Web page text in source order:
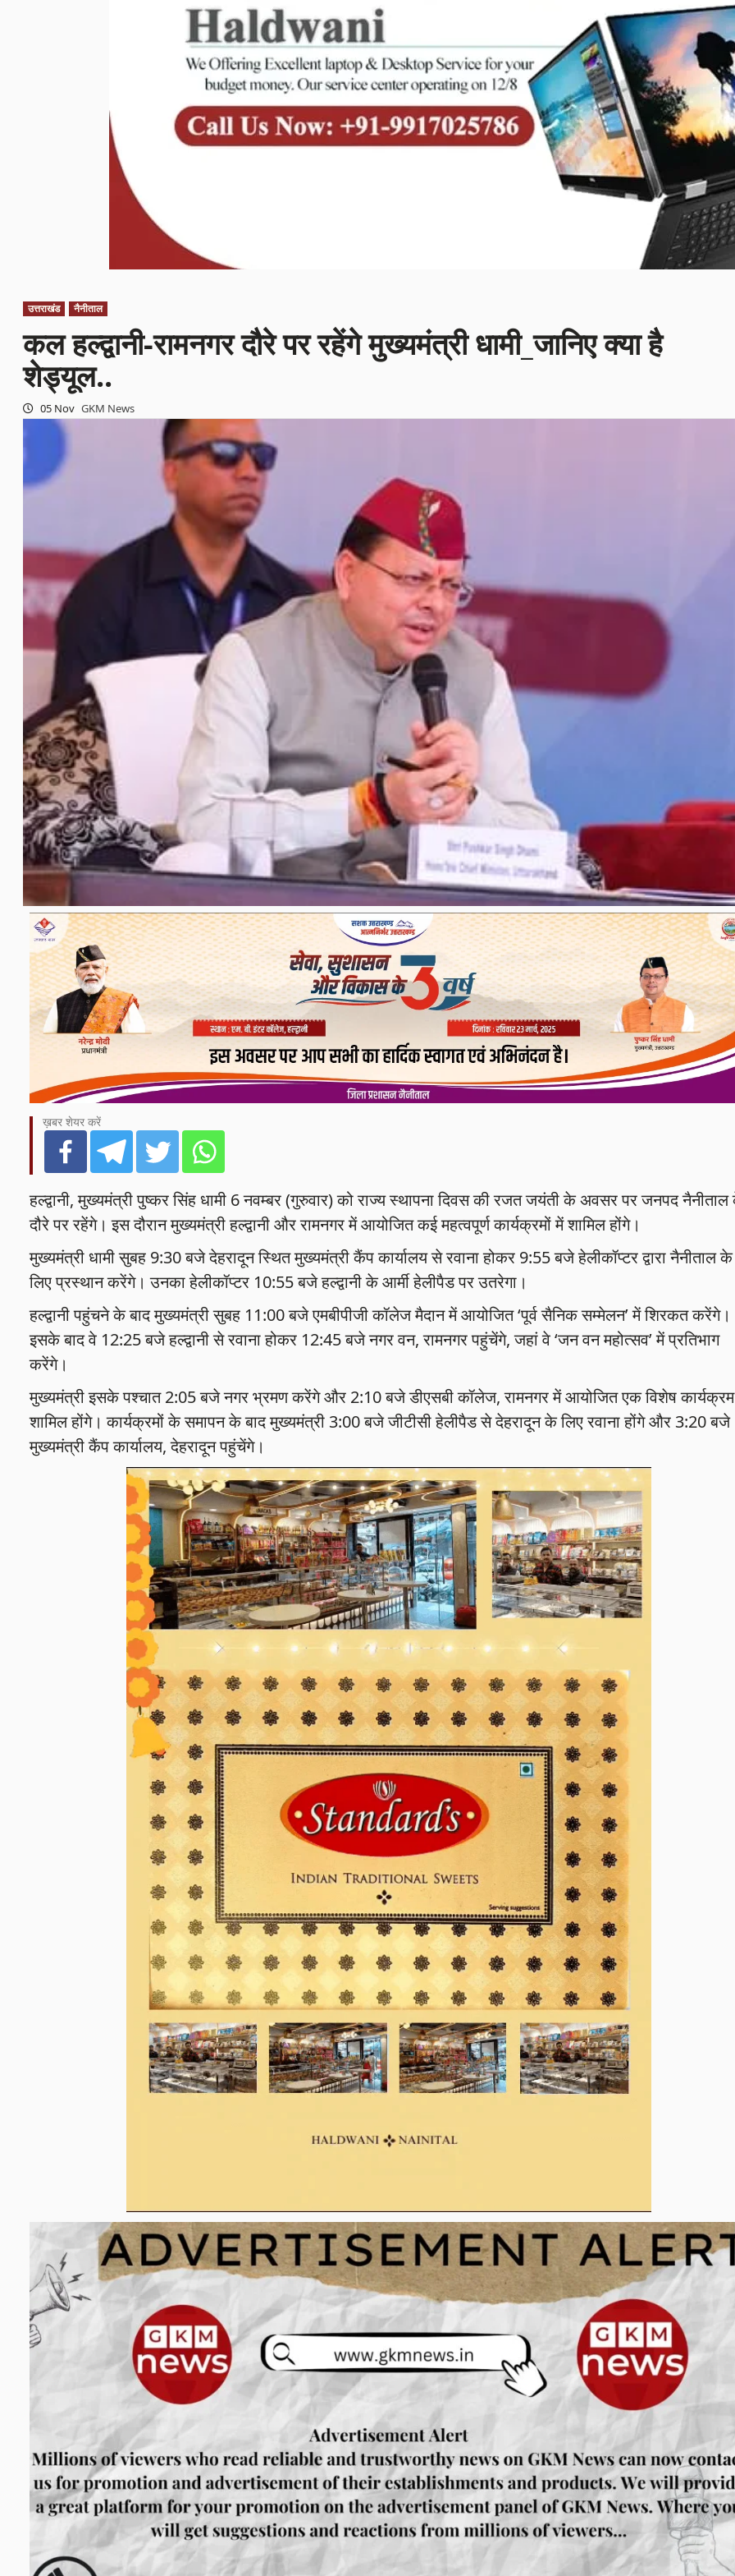
उत्तराखंड नैनीताल
कल हल्द्वानी-रामनगर दौरे पर रहेंगे मुख्यमंत्री धामी_जानिए क्या है
शेड्यूल..
05 Nov GKM News
ख़बर शेयर करें
हल्द्वानी, मुख्यमंत्री पुष्कर सिंह धामी 6 नवम्बर (गुरुवार) को राज्य स्थापना दिवस की रजत जयंती के अवसर पर जनपद
दौरे पर रहेंगे। इस दौरान मुख्यमंत्री हल्द्वानी और रामनगर में आयोजित कई महत्वपूर्ण कार्यक्रमों में शामिल होंगे।
मुख्यमंत्री धामी सुबह 9:30 बजे देहरादून स्थित मुख्यमंत्री कैंप कार्यालय से रवाना होकर 9:55 बजे हेलीकॉप्टर द्वारा नैनीताल के
लिए प्रस्थान करेंगे। उनका हेलीकॉप्टर 10:55 बजे हल्द्वानी के आर्मी हेलीपैड पर उतरेगा।
हल्द्वानी पहुंचने के बाद मुख्यमंत्री सुबह 11:00 बजे एमबीपीजी कॉलेज मैदान में आयोजित ‘पूर्व सैनिक सम्मेलन’ में शिरकत करेंगे।
इसके बाद वे 12:25 बजे हल्द्वानी से रवाना होकर 12:45 बजे नगर वन, रामनगर पहुंचेंगे, जहां वे ‘जन वन महोत्सव’ में प्रतिभाग
करेंगे।
मुख्यमंत्री इसके पश्चात 2:05 बजे नगर भ्रमण करेंगे और 2:10 बजे डीएसबी कॉलेज, रामनगर में आयोजित एक विशेष
शामिल होंगे। कार्यक्रमों के समापन के बाद मुख्यमंत्री 3:00 बजे जीटीसी हेलीपैड से देहरादून के लिए रवाना होंगे और 3:20 बजे
मुख्यमंत्री कैंप कार्यालय, देहरादून पहुंचेंगे।